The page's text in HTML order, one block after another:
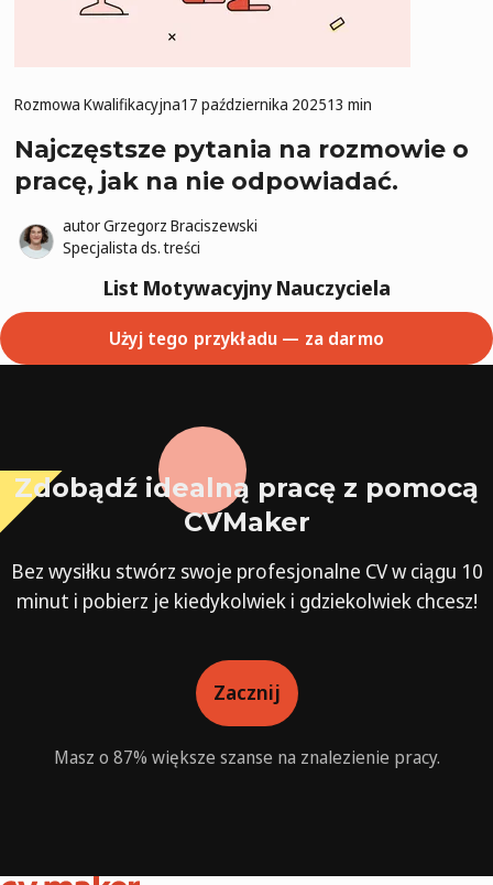
Najczęstsze pytania na rozmowie o
pracę, jak na nie odpowiadać.
Rozmowa Kwalifikacyjna17 października 202513 min
autorGrzegorz Braciszewski
Specjalista ds. treści
List Motywacyjny Nauczyciela
Użyj tego przykładu — za darmo
Zdobądź idealną pracę z pomocą
CVMaker
Bez wysiłku stwórz swoje profesjonalne CV w ciągu 10
minut i pobierz je kiedykolwiek i gdziekolwiek chcesz!
Zacznij
Masz o 87% większe szanse na znalezienie pracy.